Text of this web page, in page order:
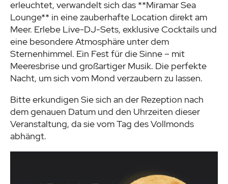
erleuchtet, verwandelt sich das **Miramar Sea
Lounge** in eine zauberhafte Location direkt am
Meer. Erlebe Live-DJ-Sets, exklusive Cocktails und
eine besondere Atmosphäre unter dem
Sternenhimmel. Ein Fest für die Sinne – mit
Meeresbrise und großartiger Musik. Die perfekte
Nacht, um sich vom Mond verzaubern zu lassen.
Bitte erkundigen Sie sich an der Rezeption nach
dem genauen Datum und den Uhrzeiten dieser
Veranstaltung, da sie vom Tag des Vollmonds
abhängt.